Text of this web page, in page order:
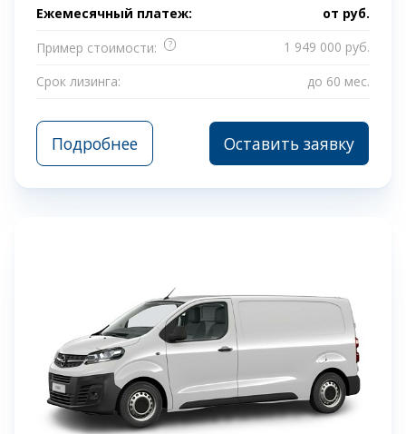
Ежемесячный платеж: от руб.
Пример стоимости:
?
1 949 000 руб.
Срок лизинга:
до 60 мес.
Подробнее Оставить заявку